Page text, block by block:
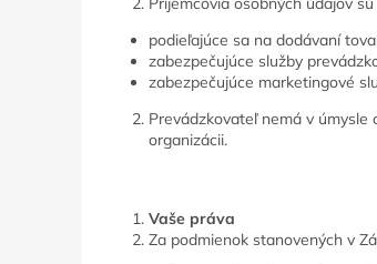
podieľajúce sa na dodávaní
zabezpečujúce služby
zabezpečujúce marketingové
Prevádzkovateľ nemá v
organizácii.
Vaše práva
Za podmienok stanovených v